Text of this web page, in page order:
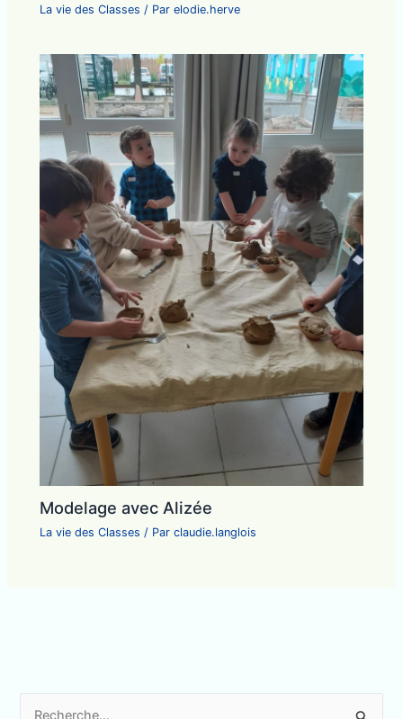
La vie des Classes / Parelodie.herve
Modelage avec Alizée
La vie des Classes / Parclaudie.langlois